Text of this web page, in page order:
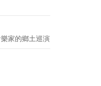
家的鄉土巡演